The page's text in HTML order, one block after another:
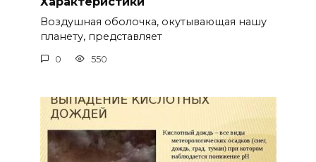
Воздушная оболочка, окутывающая нашу
планету, представляет
0 550